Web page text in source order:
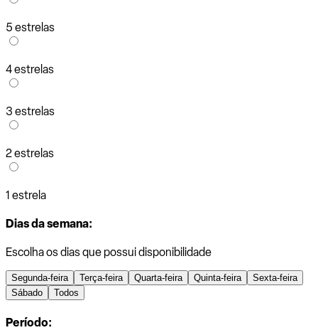
5 estrelas
4 estrelas
3 estrelas
2 estrelas
1 estrela
Dias da semana:
Escolha os dias que possui disponibilidade
Segunda-feira Terça-feira Quarta-feira Quinta-feira
Sexta-feira
Sábado
Todos
Período: